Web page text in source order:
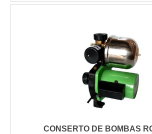
construções necessitam de
CONSERTO DE BOMBAS